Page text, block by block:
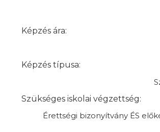
Képzés ára:
Képzés típusa:
Szükséges iskolai végzettség:
Érettségi bizonyítvány ÉS